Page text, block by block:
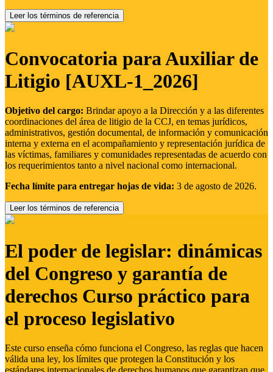
Leer los términos de referencia
Convocatoria para Auxiliar de
Litigio [AUXL-1_2026]
Objetivo del cargo: Brindar apoyo a la Dirección y a las diferentes
coordinaciones del área de litigio de la CCJ, en temas jurídicos,
administrativos, gestión documental, de información y comunicación
interna y externa en el acompañamiento y representación jurídica de
las víctimas, familiares y comunidades representadas de acuerdo con
los requerimientos tanto a nivel nacional como internacional.
Fecha límite para entregar hojas de vida: 3 de agosto de 2026.
Leer los términos de referencia
El poder de legislar: dinámicas
del Congreso y garantía de
derechos Curso práctico para
el proceso legislativo
Este curso enseña cómo funciona el Congreso, las reglas que hacen
válida una ley, los límites que protegen la Constitución y los
estándares internacionales de derechos humanos que garantizan que